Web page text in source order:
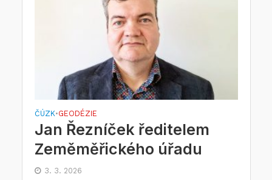
ČÚZK•GEODÉZIE
Jan Řezníček ředitelem
Zeměměřického úřadu
3. 3. 2026